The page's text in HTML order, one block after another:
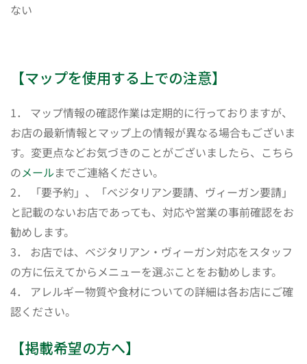
ない
【マップを使用する上での注意】
1． マップ情報の確認作業は定期的に行っておりますが、
お店の最新情報とマップ上の情報が異なる場合もございま
す。変更点などお気づきのことがございましたら、こちら
のメールまでご連絡ください。
2． 「要予約」、「ベジタリアン要請、ヴィーガン要請」
と記載のないお店であっても、対応や営業の事前確認をお
勧めします。
3． お店では、ベジタリアン・ヴィーガン対応をスタッフ
の方に伝えてからメニューを選ぶことをお勧めします。
4． アレルギー物質や食材についての詳細は各お店にご確
認ください。
【掲載希望の方へ】